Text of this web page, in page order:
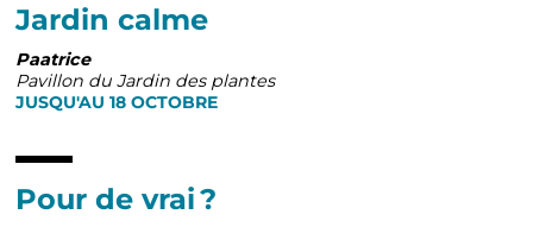
Jardin calme
Paatrice
Pavillon du Jardin des plantes
JUSQU'AU 18 OCTOBRE
Pour de vrai ?